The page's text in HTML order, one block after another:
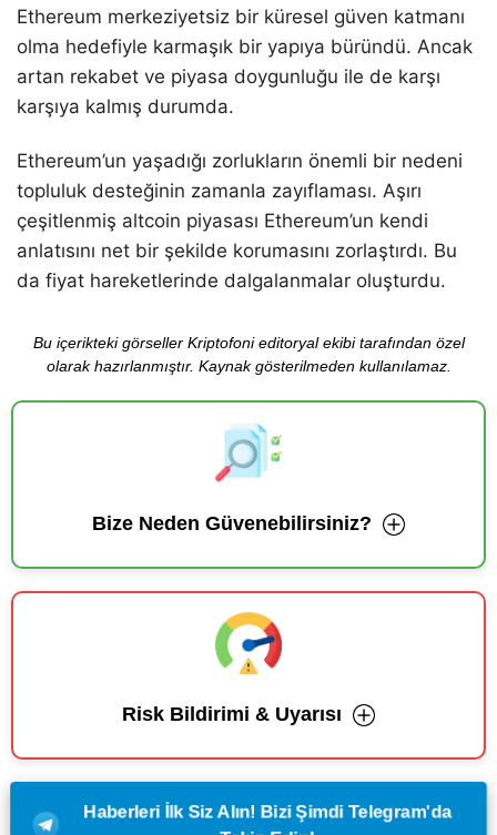
Ethereum merkeziyetsiz bir küresel güven katmanı
olma hedefiyle karmaşık bir yapıya büründü. Ancak
artan rekabet ve piyasa doygunluğu ile de karşı
karşıya kalmış durumda.
Ethereum’un yaşadığı zorlukların önemli bir nedeni
topluluk desteğinin zamanla zayıflaması. Aşırı
çeşitlenmiş altcoin piyasası Ethereum’un kendi
anlatısını net bir şekilde korumasını zorlaştırdı. Bu
da fiyat hareketlerinde dalgalanmalar oluşturdu.
Bu içerikteki görseller Kriptofoni editoryal ekibi tarafından özel
olarak hazırlanmıştır. Kaynak gösterilmeden kullanılamaz.
Bize Neden Güvenebilirsiniz?
Risk Bildirimi & Uyarısı
Haberleri İlk Siz Alın! Bizi Şimdi Telegram'da